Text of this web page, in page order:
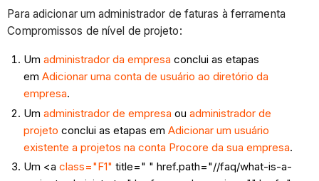
Para adicionar um administrador de faturas à ferramenta
Compromissos de nível de projeto:
Um administrador da empresa conclui as etapas
em Adicionar uma conta de usuário ao diretório da
empresa.
Um administrador de empresa ou administrador de
projeto conclui as etapas em Adicionar um usuário
existente a projetos na conta Procore da sua empresa.
Um <a class="F1" title=" " href.path="//faq/what-is-a-